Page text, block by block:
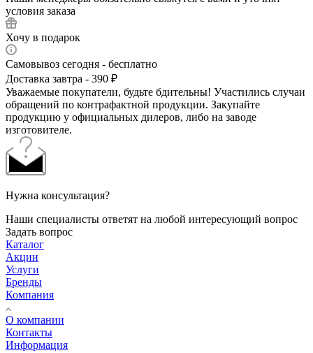
условия заказа
Хочу в подарок
Самовывоз сегодня - бесплатно
Доставка завтра - 390 ₽
Уважаемые покупатели, будьте бдительны! Участились случаи
обращений по контрафактной продукции. Закупайте
продукцию у официальных дилеров, либо на заводе
изготовителе.
Нужна консультация?
Наши специалисты ответят на любой интересующий вопрос
Задать вопрос
Каталог
Акции
Услуги
Бренды
Компания
О компании
Контакты
Информация